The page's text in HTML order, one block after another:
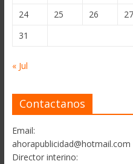
24
25 26 27
31
« Jul
Contactanos
Email:
Director interino: